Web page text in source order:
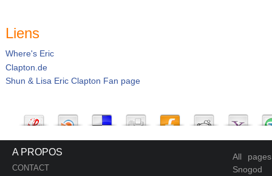
Liens
Where's Eric
Clapton.de
Shun & Lisa Eric Clapton Fan page
A PROPOS
CONTACT
All
Snogod